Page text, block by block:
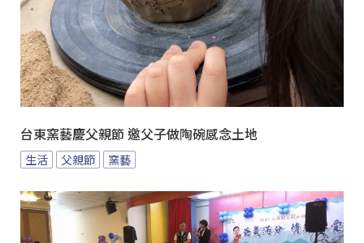
台東窯藝慶父親節 邀父子做陶碗感念土地
生活 父親節 窯藝